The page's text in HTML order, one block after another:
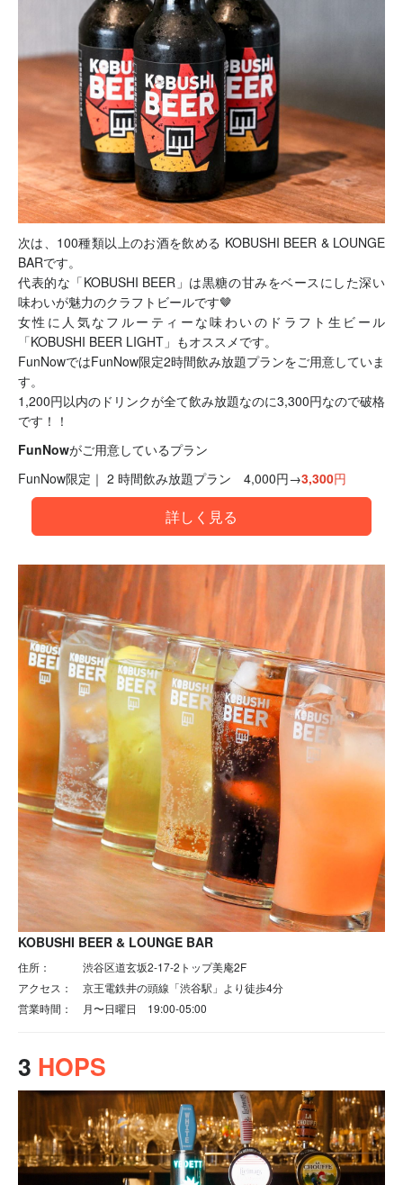
次は、100種類以上のお酒を飲める KOBUSHI BEER & LOUNGE
BARです。
代表的な「KOBUSHI BEER」は黒糖の甘みをベースにした深い
味わいが魅力のクラフトビールです🤎
女性に人気なフルーティーな味わいのドラフト生ビール
「KOBUSHI BEER LIGHT」もオススメです。
FunNowではFunNow限定2時間飲み放題プランをご用意していま
す。
1,200円以内のドリンクが全て飲み放題なのに3,300円なので破格
です！！
FunNowがご用意しているプラン
FunNow限定｜ 2 時間飲み放題プラン 4,000円→3,300円
詳しく見る
KOBUSHI BEER & LOUNGE BAR
住所： 渋谷区道玄坂2-17-2トップ美庵2F
アクセス： 京王電鉄井の頭線「渋谷駅」より徒歩4分
営業時間：
月〜日曜日 19:00-05:00
3 HOPS